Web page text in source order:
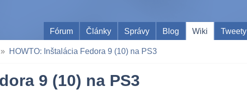
Fórum
Články Správy Blog Wiki Tweety
HOWTO: Inštalácia Fedora 9 (10) na PS3
9 (10) na PS3